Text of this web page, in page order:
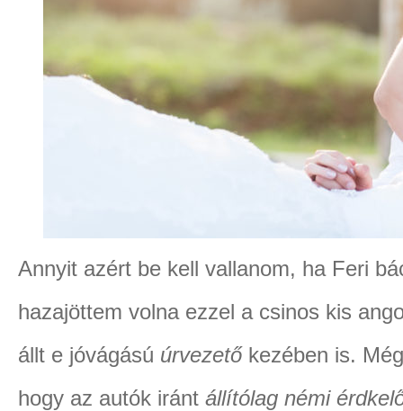
Annyit azért be kell vallanom, ha Feri
hazajöttem volna ezzel a csinos kis
állt e jóvágású úrvezetőkezében is.
hogy az autók iránt állítólag némi